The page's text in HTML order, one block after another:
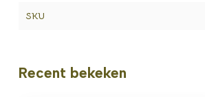
SKU
Recent bekeken